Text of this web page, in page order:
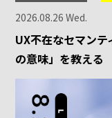
2026.08.26 Wed.
UX不在なセマン
の意味」を教える